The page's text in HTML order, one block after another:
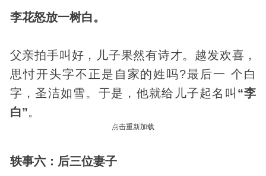
李花怒放一树白。
父亲拍手叫好，儿子果然有诗才。越发欢喜，
思忖开头字不正是自家的姓吗?最后一 个白
字，圣洁如雪。于是，他就给儿子起名叫 “李
白”。
点击重新加载
轶事六：后三位妻子